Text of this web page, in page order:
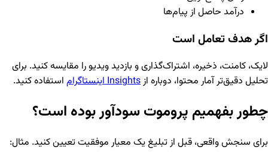
درآمد حاصل از پیام‌ها
اگر هدف تعامل است
لایک، کامنت، ذخیره، اشتراک‌گذاری و بازدید ویدیو را مقایسه کنید. برای
تحلیل دقیق‌تر آمار محتوا، دوباره ازInsights اینستاگرام استفاده کنید.
چطور بفهمیم پروموت سودآور بوده است؟
برای سنجش واقعی، قبل از تبلیغ یک معیار موفقیت تعیین کنید. مثال: